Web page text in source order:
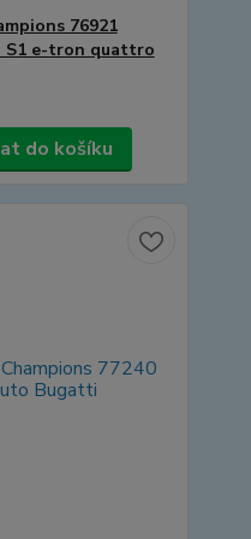
76921
S1 e-tron quattro
do košíku